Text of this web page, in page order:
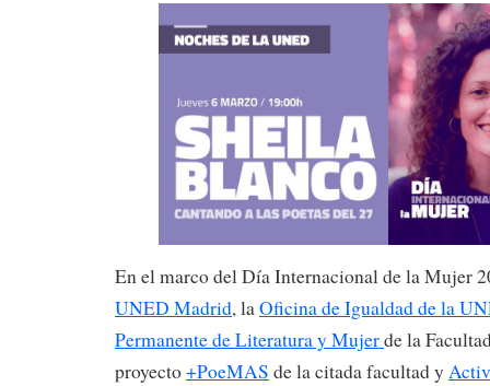
En el marco del Día Internacional de la Mujer
UNED Madrid, laOficina de Igualdad de la
Permanente de Literatura y Mujerde la
proyecto+PoeMAS de la citada facultad y